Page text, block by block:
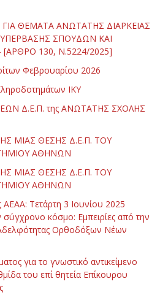
ΘΕΜΑΤΑ ΑΝΩΤΑΤΗΣ ΔΙΑΡΚΕΙΑΣ
ΣΠΟΥΔΩΝ ΚΑΙ
130, Ν.5224/2025]
Φεβρουαρίου 2026
ΙΚΥ
Δ.Ε.Π. της ΑΝΩΤΑΤΗΣ ΣΧΟΛΗΣ
ΜΙΑΣ ΘΕΣΗΣ Δ.Ε.Π. ΤΟΥ
ΑΘΗΝΩΝ
ΜΙΑΣ ΘΕΣΗΣ Δ.Ε.Π. ΤΟΥ
ΑΘΗΝΩΝ
ΑΕΑΑ: Τετάρτη 3 Ιουνίου 2025
κόσμο: Εμπειρίες από την
Ορθοδόξων Νέων
για το γνωστικό αντικείμενο
του επί θητεία Επίκουρου